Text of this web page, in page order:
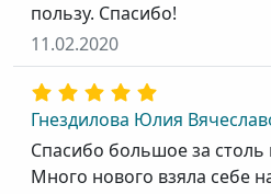
пользу. Спасибо!
11.02.2020
Гнездилова Юлия
Спасибо большое за столь
Много нового взяла себе